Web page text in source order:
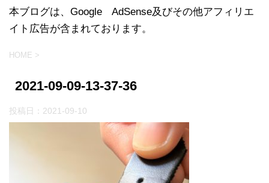
本ブログは、Google AdSense及びその他アフィリエ
イト広告が含まれております。
HOME >
2021-09-09-13-37-36
投稿日： 2021-09-10